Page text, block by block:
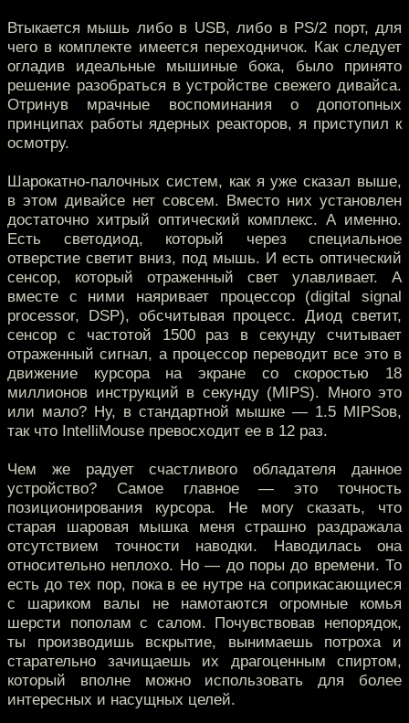
Втыкается мышь либо в USB, либо в PS/2 порт, для
чего в комплекте имеется переходничок. Как следует
огладив идеальные мышиные бока, было принято
решение разобраться в устройстве свежего дивайса.
Отринув мрачные воспоминания о допотопных
принципах работы ядерных реакторов, я приступил к
осмотру.
Шарокатно-палочных систем, как я уже сказал выше,
в этом дивайсе нет совсем. Вместо них установлен
достаточно хитрый оптический комплекс. А именно.
Есть светодиод, который через специальное
отверстие светит вниз, под мышь. И есть оптический
сенсор, который отраженный свет улавливает. А
вместе с ними наяривает процессор (digital signal
processor, DSP), обсчитывая процесс. Диод светит,
сенсор с частотой 1500 раз в секунду считывает
отраженный сигнал, а процессор переводит все это в
движение курсора на экране со скоростью 18
миллионов инструкций в секунду (MIPS). Много это
или мало? Ну, в стандартной мышке — 1.5 MIPSов,
так что IntelliMouse превосходит ее в 12 раз.
Чем же радует счастливого обладателя данное
устройство? Самое главное — это точность
позиционирования курсора. Не могу сказать, что
старая шаровая мышка меня страшно раздражала
отсутствием точности наводки. Наводилась она
относительно неплохо. Но — до поры до времени. То
есть до тех пор, пока в ее нутре на соприкасающиеся
с шариком валы не намотаются огромные комья
шерсти пополам с салом. Почувствовав непорядок,
ты производишь вскрытие, вынимаешь потроха и
старательно зачищаешь их драгоценным спиртом,
который вполне можно использовать для более
интересных и насущных целей.